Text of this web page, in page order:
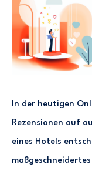
In der heutigen
Rezensionen auf
eines Hotels